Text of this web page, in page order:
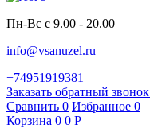
Пн-Вс с 9.00 - 20.00
info@vsanuzel.ru
+74951919381
Заказать обратный
Сравнить 0 Избранное 0
Корзина 0 0 Р